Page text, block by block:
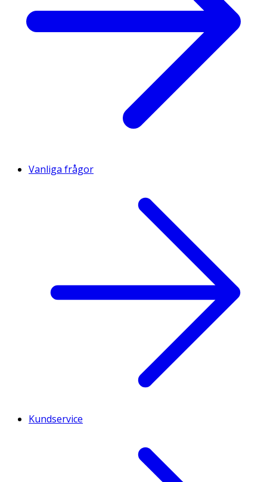
Vanliga frågor
Kundservice